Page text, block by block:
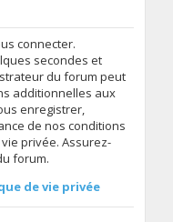
connecter.
secondes et
du forum peut
additionnelles aux
enregistrer,
de nos conditions
privée. Assurez-
forum.
de vie privée